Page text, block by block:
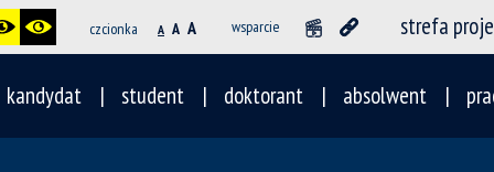
czcionka A A A wsparcie strefa
kandydat student doktorant absolwent